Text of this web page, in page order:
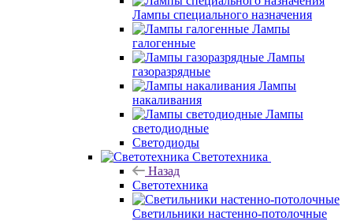
Лампы специального назначения
Лампы
галогенные
Лампы
газоразрядные
Лампы
накаливания
Лампы
светодиодные
Светодиоды
Светотехника
Назад
Светотехника
Светильники настенно-потолочные